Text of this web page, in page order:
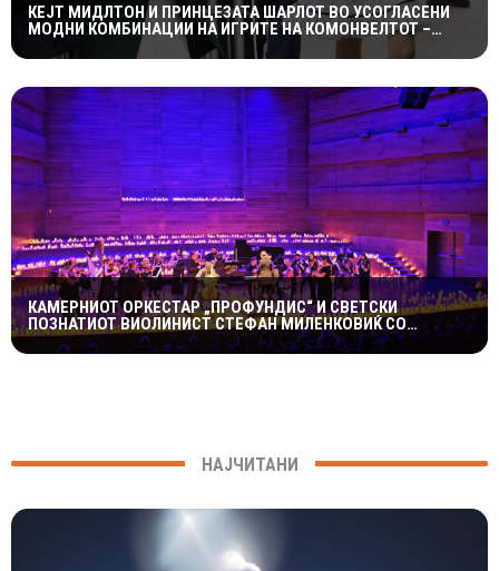
КЕЈТ МИДЛТОН И ПРИНЦЕЗАТА ШАРЛОТ ВО УСОГЛАСЕНИ
МОДНИ КОМБИНАЦИИ НА ИГРИТЕ НА КОМОНВЕЛТОТ –
КРАЛСКОТО СЕМЕЈСТВО ГО ПРИВЛЕЧЕ ЦЕЛОТО ВНИМАНИЕ
КАМЕРНИОТ ОРКЕСТАР „ПРОФУНДИС“ И СВЕТСКИ
ПОЗНАТИОТ ВИОЛИНИСТ СТЕФАН МИЛЕНКОВИЌ СО
СПЕКТАКУЛАРЕН „CANDLELIGHT“ КОНЦЕРТ НА „ОХРИДСКО
ЛЕТО“
НАЈЧИТАНИ